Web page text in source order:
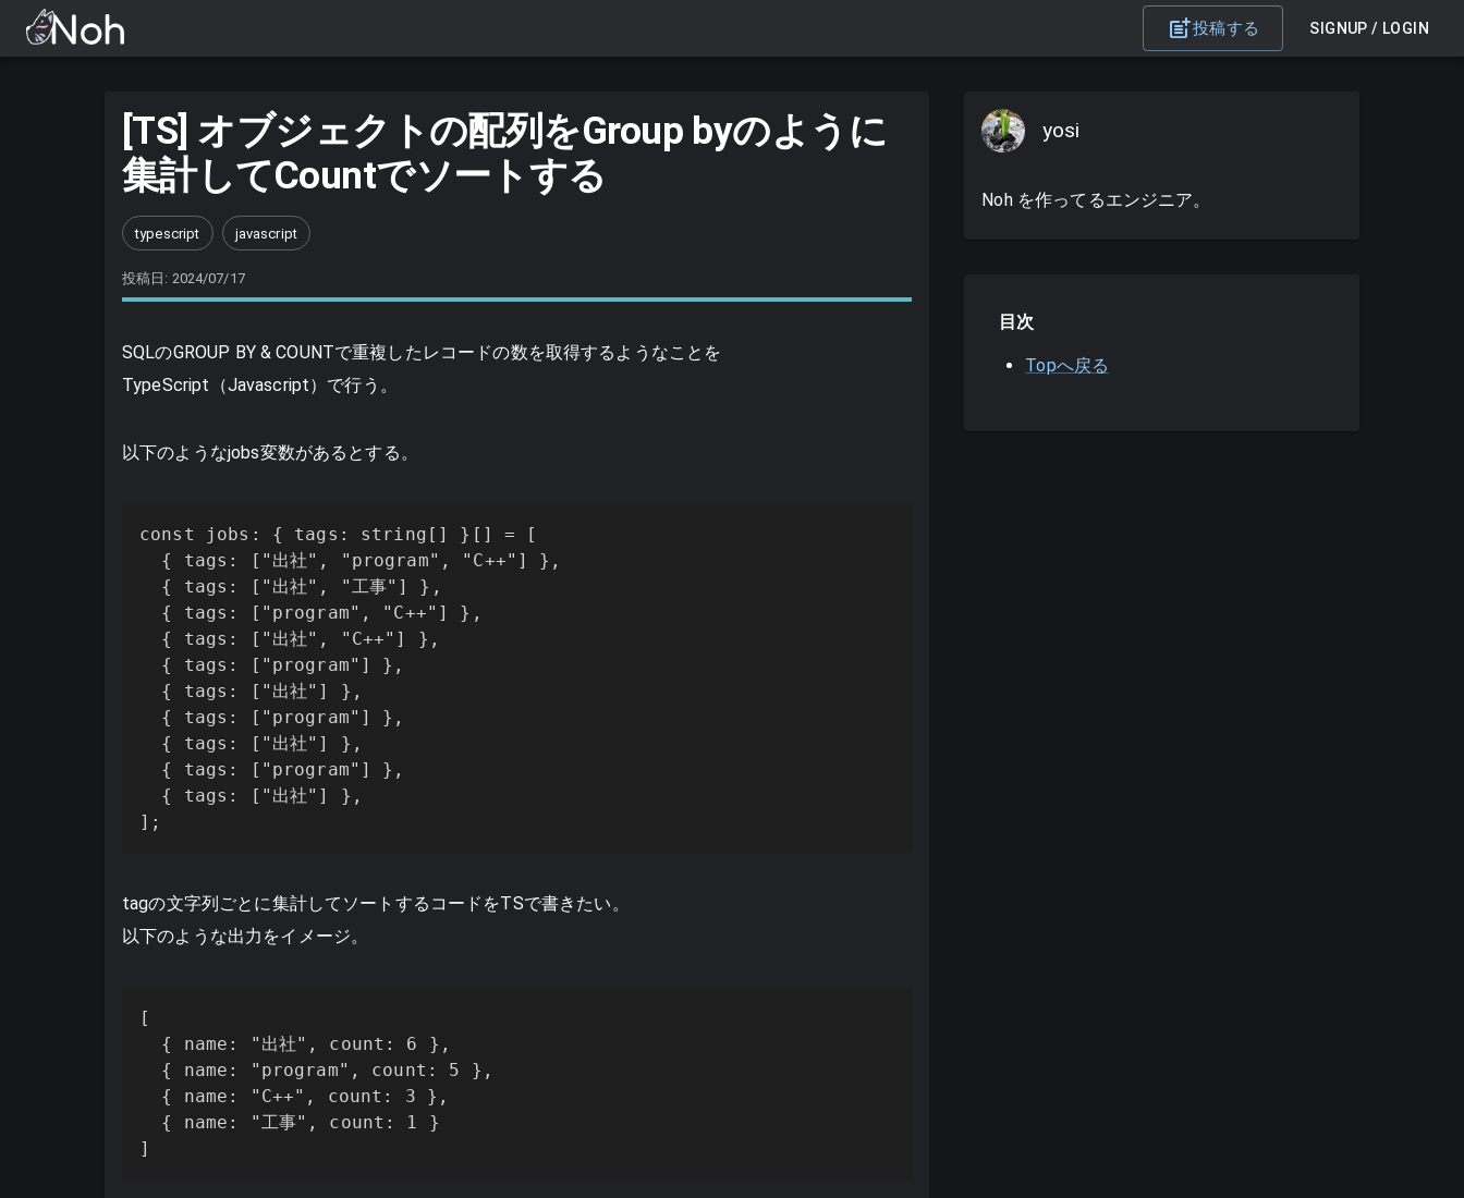
投稿する SIGNUP / LOGIN
[TS] オブジェクトの配列をGroup byのように
集計してCountでソートする
typescript javascript
投稿日: 2024/07/17
SQLのGROUP BY & COUNTで重複したレコードの数を取得するようなことを
TypeScript（Javascript）で行う。
以下のようなjobs変数があるとする。
const jobs: { tags: string[] }[] = [
  { tags: ["出社", "program", "C++"] },
  { tags: ["出社", "工事"] },
  { tags: ["program", "C++"] },
  { tags: ["出社", "C++"] },
  { tags: ["program"] },
  { tags: ["出社"] },
  { tags: ["program"] },
  { tags: ["出社"] },
  { tags: ["program"] },
  { tags: ["出社"] },
];
tagの文字列ごとに集計してソートするコードをTSで書きたい。
以下のような出力をイメージ。
[
  { name: "出社", count: 6 },
  { name: "program", count: 5 },
  { name: "C++", count: 3 },
  { name: "工事", count: 1 }
]
yosi
Noh を作ってるエンジニア。
目次
Topへ戻る